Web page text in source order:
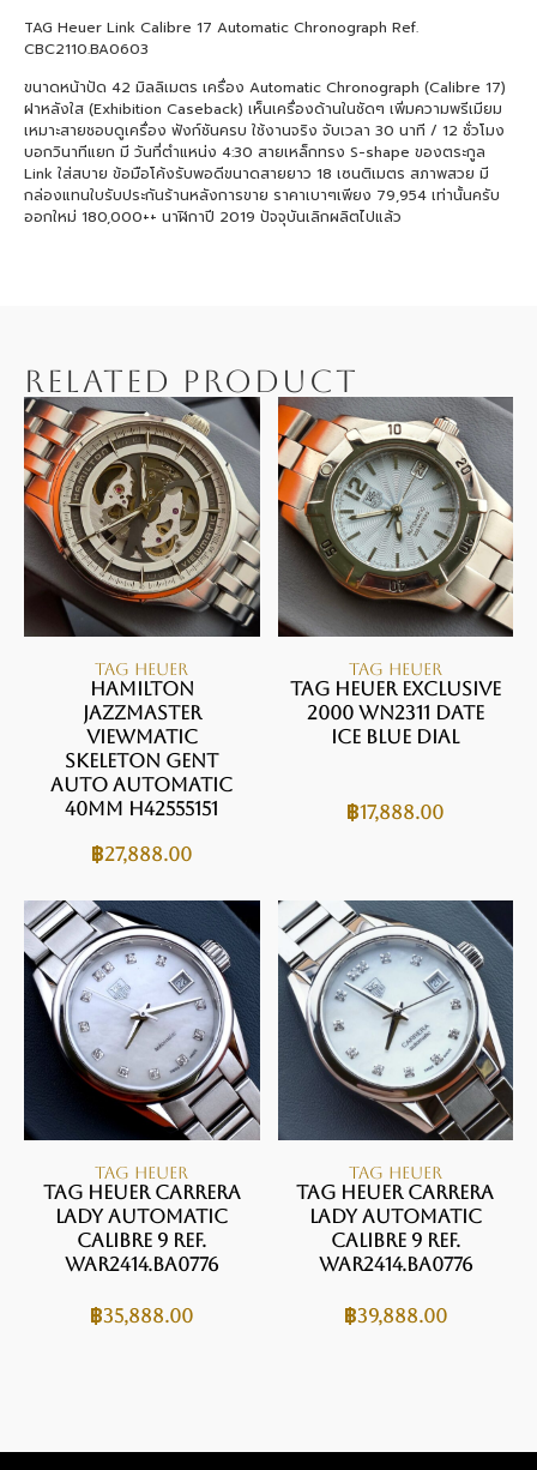
TAG Heuer Link Calibre 17 Automatic Chronograph Ref.
CBC2110.BA0603
ขนาดหน้าปัด 42 มิลลิเมตร เครื่อง Automatic Chronograph (Calibre 17)
ฝาหลังใส (Exhibition Caseback) เห็นเครื่องด้านในชัดๆ เพิ่มความพรีเมียม
เหมาะสายชอบดูเครื่อง ฟังก์ชันครบ ใช้งานจริง จับเวลา 30 นาที / 12 ชั่วโมง
บอกวินาทีแยก มี วันที่ตำแหน่ง 4:30 สายเหล็กทรง S-shape ของตระกูล
Link ใส่สบาย ข้อมือโค้งรับพอดีขนาดสายยาว 18 เซนติเมตร สภาพสวย มี
กล่องแทนใบรับประกันร้านหลังการขาย ราคาเบาๆเพียง 79,954 เท่านั้นครับ
ออกใหม่ 180,000++ นาฬิกาปี 2019 ปัจจุบันเลิกผลิตไปแล้ว
RELATED PRODUCT
TAG HEUER
Hamilton
JAZZMASTER
VIEWMATIC
SKELETON GENT
AUTO Automatic
40mm H42555151
฿27,888.00
TAG HEUER
TAG HEUER Exclusive
2000 WN2311 Date
Ice blue Dial
฿17,888.00
TAG HEUER
TAG Heuer Carrera
Lady Automatic
Calibre 9 Ref.
WAR2414.BA0776
฿35,888.00
TAG HEUER
TAG Heuer Carrera
Lady Automatic
Calibre 9 Ref.
WAR2414.BA0776
฿39,888.00